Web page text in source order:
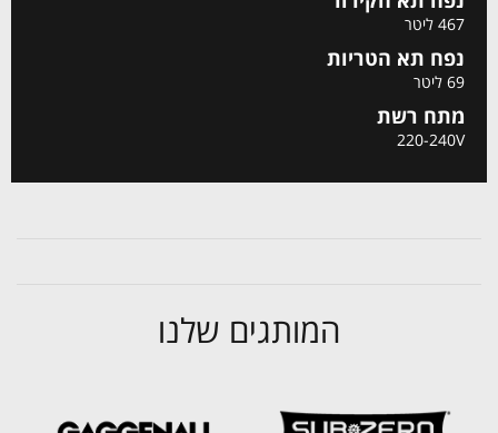
467 ליטר
נפח תא הטריות
69 ליטר
מתח רשת
220-240V
המותגים שלנו